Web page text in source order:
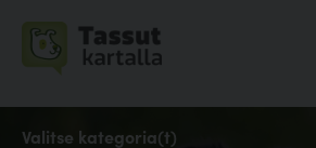
Valitse kategoria(t)